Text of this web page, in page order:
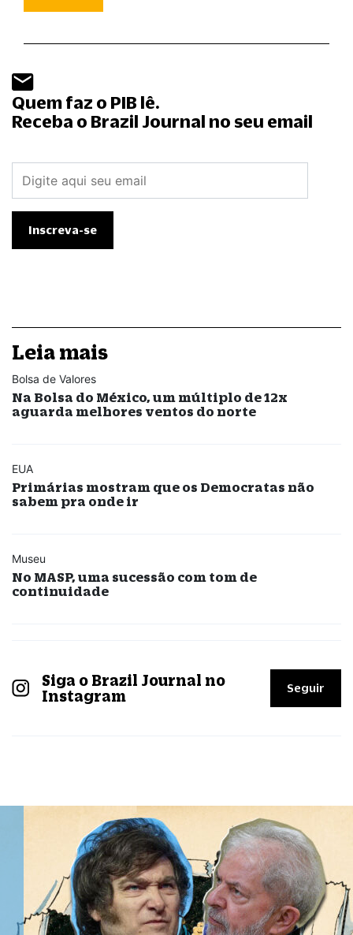
Quem faz o PIB lê.
Receba o Brazil Journal no seu email
Leia mais
Bolsa de Valores
Na Bolsa do México, um múltiplo de 12x
aguarda melhores ventos do norte
EUA
Primárias mostram que os Democratas não
sabem pra onde ir
Museu
No MASP, uma sucessão com tom de
continuidade
Siga o Brazil Journal no
Instagram
Seguir